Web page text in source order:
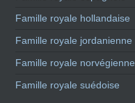
Famille royale hollandaise
Famille royale jordanienne
Famille royale norvégienne
Famille royale suédoise